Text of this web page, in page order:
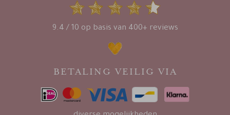
9.4 / 10 op basis van 400+ reviews
BETALING VEILIG VIA